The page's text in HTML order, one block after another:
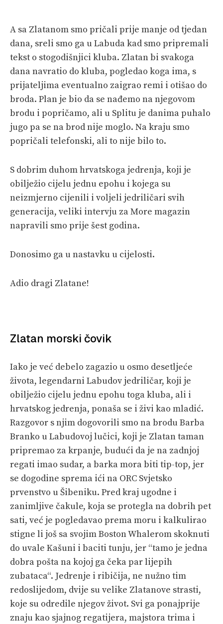
SPIZA
VELIKE PRIČE
PRETPLATA
SHOP
A sa Zlatanom smo pričali prije manje od tjedan
dana, sreli smo ga u Labuda kad smo pripremali
tekst o stogodišnjici kluba. Zlatan bi svakoga
dana navratio do kluba, pogledao koga ima, s
prijateljima eventualno zaigrao remi i otišao do
broda. Plan je bio da se nađemo na njegovom
brodu i popričamo, ali u Splitu je danima puhalo
jugo pa se na brod nije moglo. Na kraju smo
popričali telefonski, ali to nije bilo to.
S dobrim duhom hrvatskoga jedrenja, koji je
obilježio cijelu jednu epohu i kojega su
neizmjerno cijenili i voljeli jedriličari svih
generacija, veliki intervju za More magazin
napravili smo prije šest godina.
Donosimo ga u nastavku u cijelosti.
Adio dragi Zlatane!
Zlatan morski čovik
Iako je već debelo zagazio u osmo desetljeće
života, legendarni Labudov jedriličar, koji je
obilježio cijelu jednu epohu toga kluba, ali i
hrvatskog jedrenja, ponaša se i živi kao mladić.
Razgovor s njim dogovorili smo na brodu Barba
Branko u Labudovoj lučici, koji je Zlatan taman
pripremao za krpanje, budući da je na zadnjoj
regati imao sudar, a barka mora biti tip-top, jer
se dogodine sprema ići na ORC Svjetsko
prvenstvo u Šibeniku. Pred kraj ugodne i
zanimljive čakule, koja se protegla na dobrih pet
sati, već je pogledavao prema moru i kalkulirao
stigne li još sa svojim Boston Whalerom skoknuti
do uvale Kašuni i baciti tunju, jer “tamo je jedna
dobra pošta na kojoj ga čeka par lijepih
zubataca“. Jedrenje i ribičija, ne nužno tim
redoslijedom, dvije su velike Zlatanove strasti,
koje su odredile njegov život. Svi ga ponajprije
znaju kao sjajnog regatijera, majstora trima i